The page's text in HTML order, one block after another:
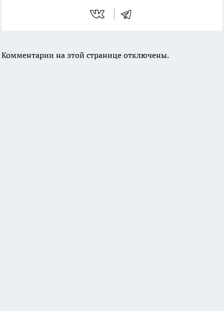
Комментарии на этой странице отключены.